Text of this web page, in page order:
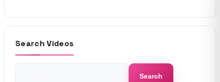
Search Videos
Search